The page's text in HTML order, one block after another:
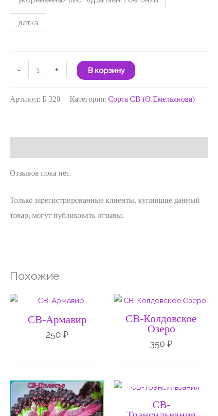
детка
- + В корзину
Артикул: Б 328 Категория: Сорта СВ (О.Емельянова)
Отзывов пока нет.
Только зарегистрированные клиенты, купившие данный
товар, могут публиковать отзывы.
Похожие
СВ-Армавир
250 ₽
СВ-Колдовское
Озеро
350 ₽
СВ-